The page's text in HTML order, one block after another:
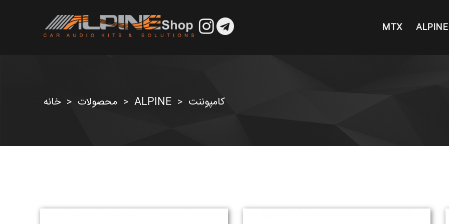
ALPINE
MTX
خانه > محصولات > ALPINE > کامپوننت